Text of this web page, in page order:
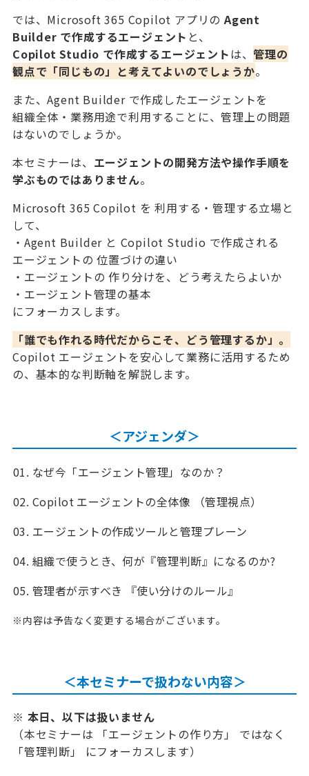
では、Microsoft 365 Copilot アプリのAgent
Builder で作成するエージェント と、
Copilot Studio で作成するエージェントは、管理の
観点で「同じもの」と考えてよいのでしょうか。
また、Agent Builder で作成したエージェントを
組織全体・業務用途で利用することに、管理上の問題
はないのでしょうか。
本セミナーは、 エージェントの開発方法や操作手順を
学ぶものではありません。
Microsoft 365 Copilot を 利用する・管理する立場と
して、
・Agent Builder と Copilot Studio で作成される
エージェントの 位置づけの違い
・エージェントの 作り分けを、どう考えたらよいか
・エージェント管理の基本
にフォーカスします。
「誰でも作れる時代だからこそ、どう管理するか」。
Copilot エージェントを安心して業務に活用するため
の、基本的な判断軸を解説します。
＜アジェンダ＞
なぜ今「エージェント管理」なのか？
Copilot エージェントの全体像 （管理視点）
エージェントの作成ツールと管理プレーン
組織で使うとき、何が『管理判断』になるのか?
管理者が示すべき 『使い分けのルール』
※内容は予告なく変更する場合がございます。
＜本セミナーで扱わない内容＞
※ 本日、以下は扱いません
（本セミナーは 「エージェントの作り方」 ではなく
「管理判断」 にフォーカスします）